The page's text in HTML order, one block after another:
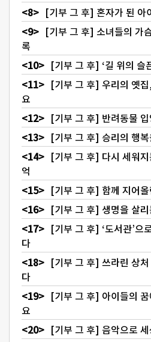
[기부 그 후] 혼자가 된 아
[기부 그 후] 소녀들의 가
록
[기부 그 후] ‘길 위의 슬
[기부 그 후] 우리의 옛
요
[기부 그 후] 반려동물
[기부 그 후] 승리의 행
[기부 그 후] 다시 세워
억
[기부 그 후] 함께 지어
[기부 그 후] 생명을 살리
[기부 그 후] ‘도서관’으
다
[기부 그 후] 쓰라린 상
다
[기부 그 후] 아이들의
요
[기부 그 후] 음악으로